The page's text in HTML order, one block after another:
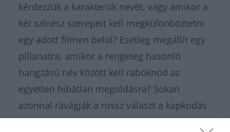
kérdezzük a karakterük nevét, vagy amikor a
két színész szerepeit kell megkülönböztetni
egy adott filmen belül? Esetleg megállít egy
pillanatra, amikor a rengeteg hasonló
hangzású név között kell ráböknöd az
egyetlen hibátlan megoldásra? Sokan
azonnal rávágják a rossz választ a kapkodás
miatt, pedig a jelenetek felidézése sokat